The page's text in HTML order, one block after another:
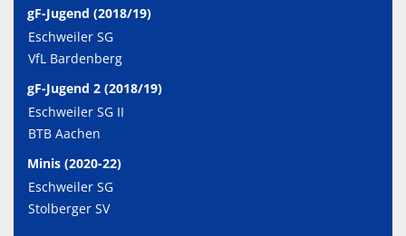
gF-Jugend (2018/19)
Eschweiler SG
VfL Bardenberg
gF-Jugend 2 (2018/19)
Eschweiler SG II
BTB Aachen
Minis (2020-22)
Eschweiler SG
Stolberger SV